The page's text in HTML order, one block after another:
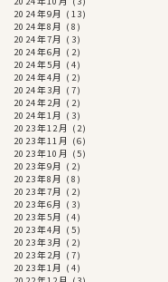
2024年9月 (13)
2024年8月 (8)
2024年7月 (3)
2024年6月 (2)
2024年5月 (4)
2024年4月 (2)
2024年3月 (7)
2024年2月 (2)
2024年1月 (3)
2023年12月 (2)
2023年11月 (6)
2023年10月 (5)
2023年9月 (2)
2023年8月 (8)
2023年7月 (2)
2023年6月 (3)
2023年5月 (4)
2023年4月 (5)
2023年3月 (2)
2023年2月 (7)
2023年1月 (4)